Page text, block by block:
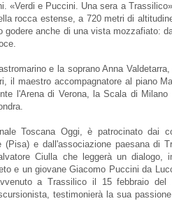
«Verdi e Puccini. Una sera a
rocca estense, a 720 metri di
godere anche di una vista mozzafiato:
e la soprano Anna
il maestro accompagnatore al piano
l'Arena di Verona, la Scala di Milano
Toscana Oggi, è patrocinato dai
(Pisa) e dall'associazione paesana di
Ciulla che leggerà un dialogo,
e un giovane Giacomo Puccini da
a Trassilico il 15 febbraio del
testimonierà la sua